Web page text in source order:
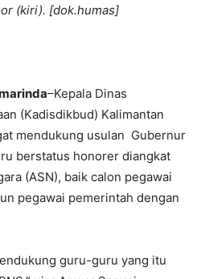
(kiri). [dok.humas]
–Kepala Dinas
(Kadisdikbud) Kalimantan
mendukung usulan Gubernur
berstatus honorer diangkat
(ASN), baik calon pegawai
pegawai pemerintah dengan
guru-guru yang itu